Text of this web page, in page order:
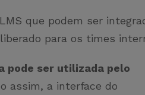
que podem ser
para os times
pode ser utilizada pelo
assim, a interface do